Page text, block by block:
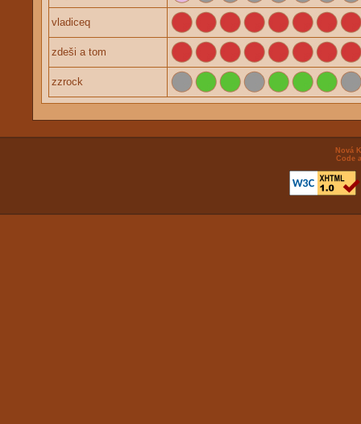
vladiceq
zdeši a tom
zzrock
Nová
Code